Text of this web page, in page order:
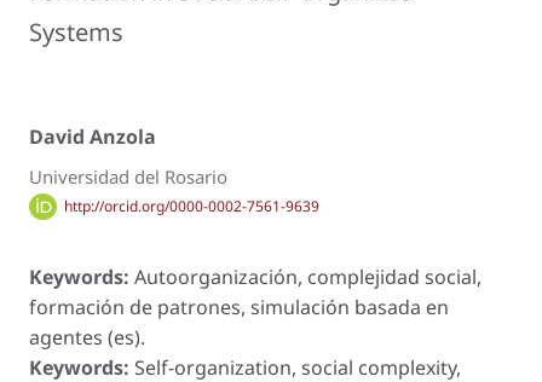
Systems
David Anzola
Universidad del Rosario
http://orcid.org/0000-0002-7561-9639
Keywords: Autoorganización, complejidad social,
formación de patrones, simulación basada en
agentes (es).
Keywords: Self-organization, social complexity,